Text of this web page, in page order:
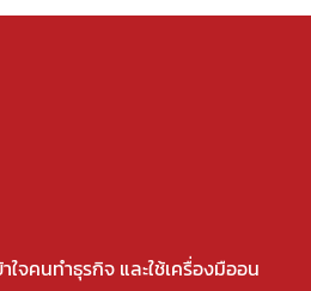
จคนทำธุรกิจ และใช้เครื่องมืออน